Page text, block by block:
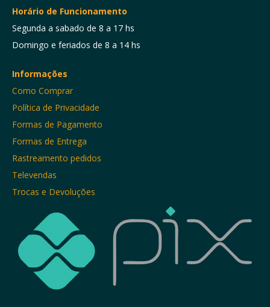
Horário de Funcionamento
Segunda a sabado de 8 a 17 hs
Domingo e feriados de 8 a 14 hs
Informações
Como Comprar
Política de Privacidade
Formas de Pagamento
Formas de Entrega
Rastreamento pedidos
Televendas
Trocas e Devoluções